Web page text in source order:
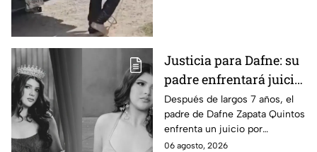
Justicia para Dafne: su
padre enfrentará juicio
por presunto abuso
cometido en 2019 en
Tamaulipas
Después de largos 7 años, el
padre de Dafne Zapata Quintos
enfrenta un juicio por
presuntamente abusar de la
06 agosto, 2026